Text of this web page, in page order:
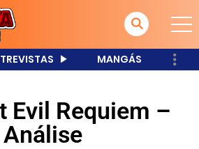
MANGÁS
Evil Requiem –
Análise